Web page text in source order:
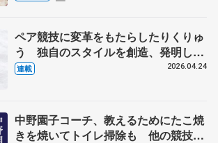
ペア競技に変革をもたらしたりくりゅ
う 独自のスタイルを創造、発明した
【引退発表後②】
連載 2026.04.24
中野園子コーチ、教えるためにたこ焼
きを焼いてトイレ掃除も 他の競技に